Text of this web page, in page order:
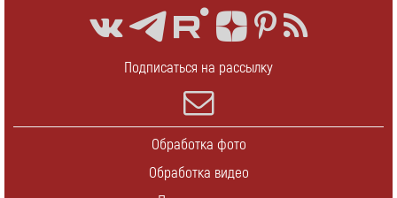
Подписаться на рассылку
Обработка фото
Обработка видео